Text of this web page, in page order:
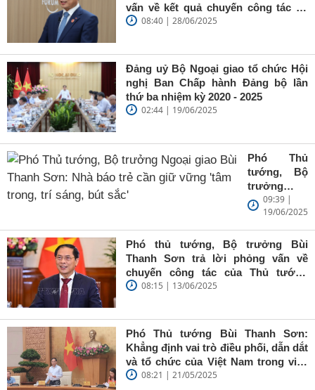
vấn về kết quả chuyến công tác tại
Trung Quốc của Thủ tướng Chính
08:40 | 28/06/2025
Đảng uỷ Bộ Ngoại giao tổ chức Hội
nghị Ban Chấp hành Đảng bộ lần
thứ ba nhiệm kỳ 2020 - 2025
02:44 | 19/06/2025
Phó Thủ
tướng, Bộ
trưởng
Ngoại giao
Bùi Thanh
Sơn: Nhà
báo trẻ cần
giữ vững
'tâm trong,
09:39 |
19/06/2025
Phó thủ tướng, Bộ trưởng Bùi
Thanh Sơn trả lời phỏng vấn về
chuyến công tác của Thủ tướng
Chính phủ đến Estonia, Pháp và
08:15 | 13/06/2025
Phó Thủ tướng Bùi Thanh Sơn:
Khẳng định vai trò điều phối, dẫn dắt
và tổ chức của Việt Nam trong việc
đề cao chủ nghĩa đa phương, đoàn
08:21 | 21/05/2025